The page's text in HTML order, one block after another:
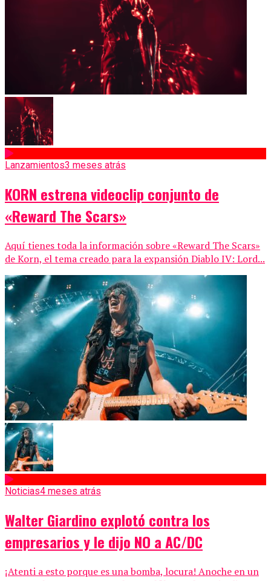
Lanzamientos3 meses atrás
KORN estrena videoclip conjunto de
«Reward The Scars»
Aquí tienes toda la información sobre «Reward The Scars»
de Korn, el tema creado para la expansión Diablo IV: Lord...
Noticias4 meses atrás
Walter Giardino explotó contra los
empresarios y le dijo NO a AC/DC
¡Atenti a esto porque es una bomba, locura! Anoche en un